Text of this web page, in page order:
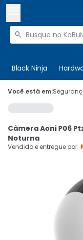
Buscar produtos

Black Ninja
 Olá. Acesse
 Departamentos
Cupons
Ativar tradutor
Você está em:
Câmera Aoni P06
Noturna
Vendido e entregue por: